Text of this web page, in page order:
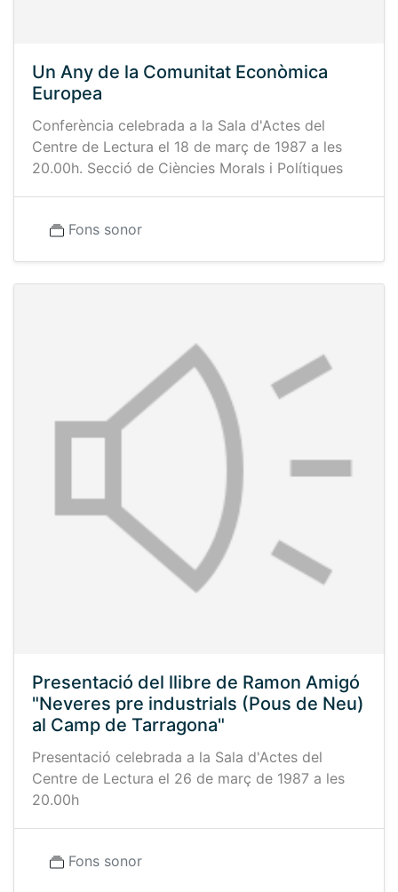
Un Any de la Comunitat Econòmica
Europea
Conferència celebrada a la Sala d'Actes del
Centre de Lectura el 18 de març de 1987 a les
20.00h. Secció de Ciències Morals i Polítiques
Fons sonor
Presentació del llibre de Ramon Amigó
"Neveres pre industrials (Pous de Neu)
al Camp de Tarragona"
Presentació celebrada a la Sala d'Actes del
Centre de Lectura el 26 de març de 1987 a les
20.00h
Fons sonor